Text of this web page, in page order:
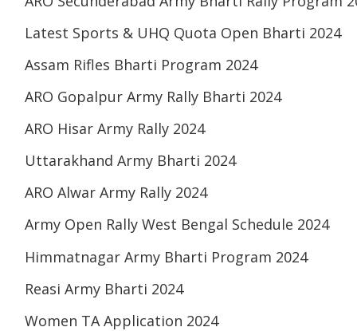
Latest Sports & UHQ Quota Open Bharti 2024
Assam Rifles Bharti Program 2024
ARO Gopalpur Army Rally Bharti 2024
ARO Hisar Army Rally 2024
Uttarakhand Army Bharti 2024
ARO Alwar Army Rally 2024
Army Open Rally West Bengal Schedule 2024
Himmatnagar Army Bharti Program 2024
Reasi Army Bharti 2024
Women TA Application 2024